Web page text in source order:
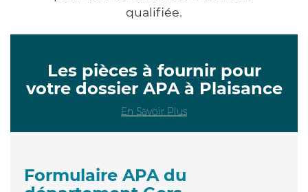
qualifiée.
Les pièces à fournir pour
votre dossier APA à Plaisance
En Savoir Plus
Formulaire APA du